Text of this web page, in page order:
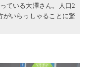
ている大澤さん。人口2
がいらっしゃることに驚